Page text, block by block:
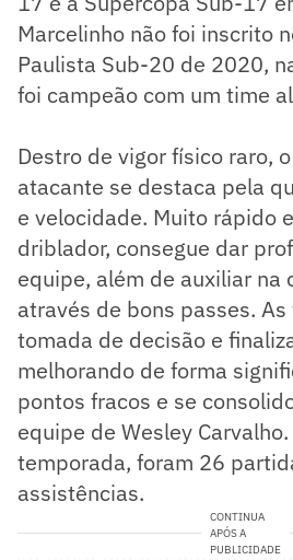
Marcelinho não foi inscrito
Paulista Sub-20 de 2020,
foi campeão com um time
Destro de vigor físico raro,
atacante se destaca pela
e velocidade. Muito rápido
driblador, consegue dar
equipe, além de auxiliar na
através de bons passes.
tomada de decisão e
melhorando de forma
pontos fracos e se
equipe de Wesley
temporada, foram 26
assistências.
CONTINUA
APÓS A
PUBLICIDADE